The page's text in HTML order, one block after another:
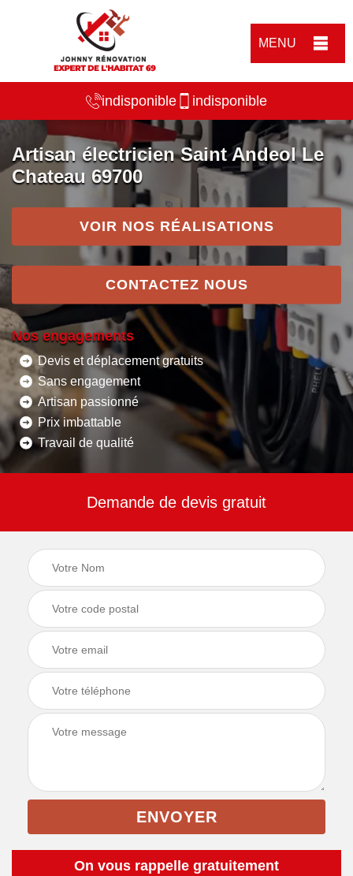
MENU
indisponible indisponible
Artisan électricien Saint Andeol Le
Chateau 69700
VOIR NOS RÉALISATIONS
CONTACTEZ NOUS
Nos engagements
Devis et déplacement gratuits
Sans engagement
Artisan passionné
Prix imbattable
Travail de qualité
Demande de devis gratuit
On vous rappelle gratuitement